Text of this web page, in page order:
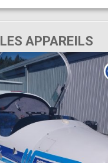
LES APPAREILS